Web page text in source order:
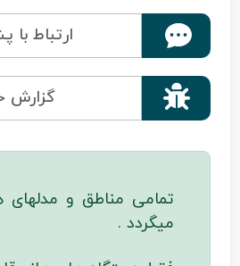
ارتباط با
 گزارش
تمامی مناطق و مدلهای
میگردد .